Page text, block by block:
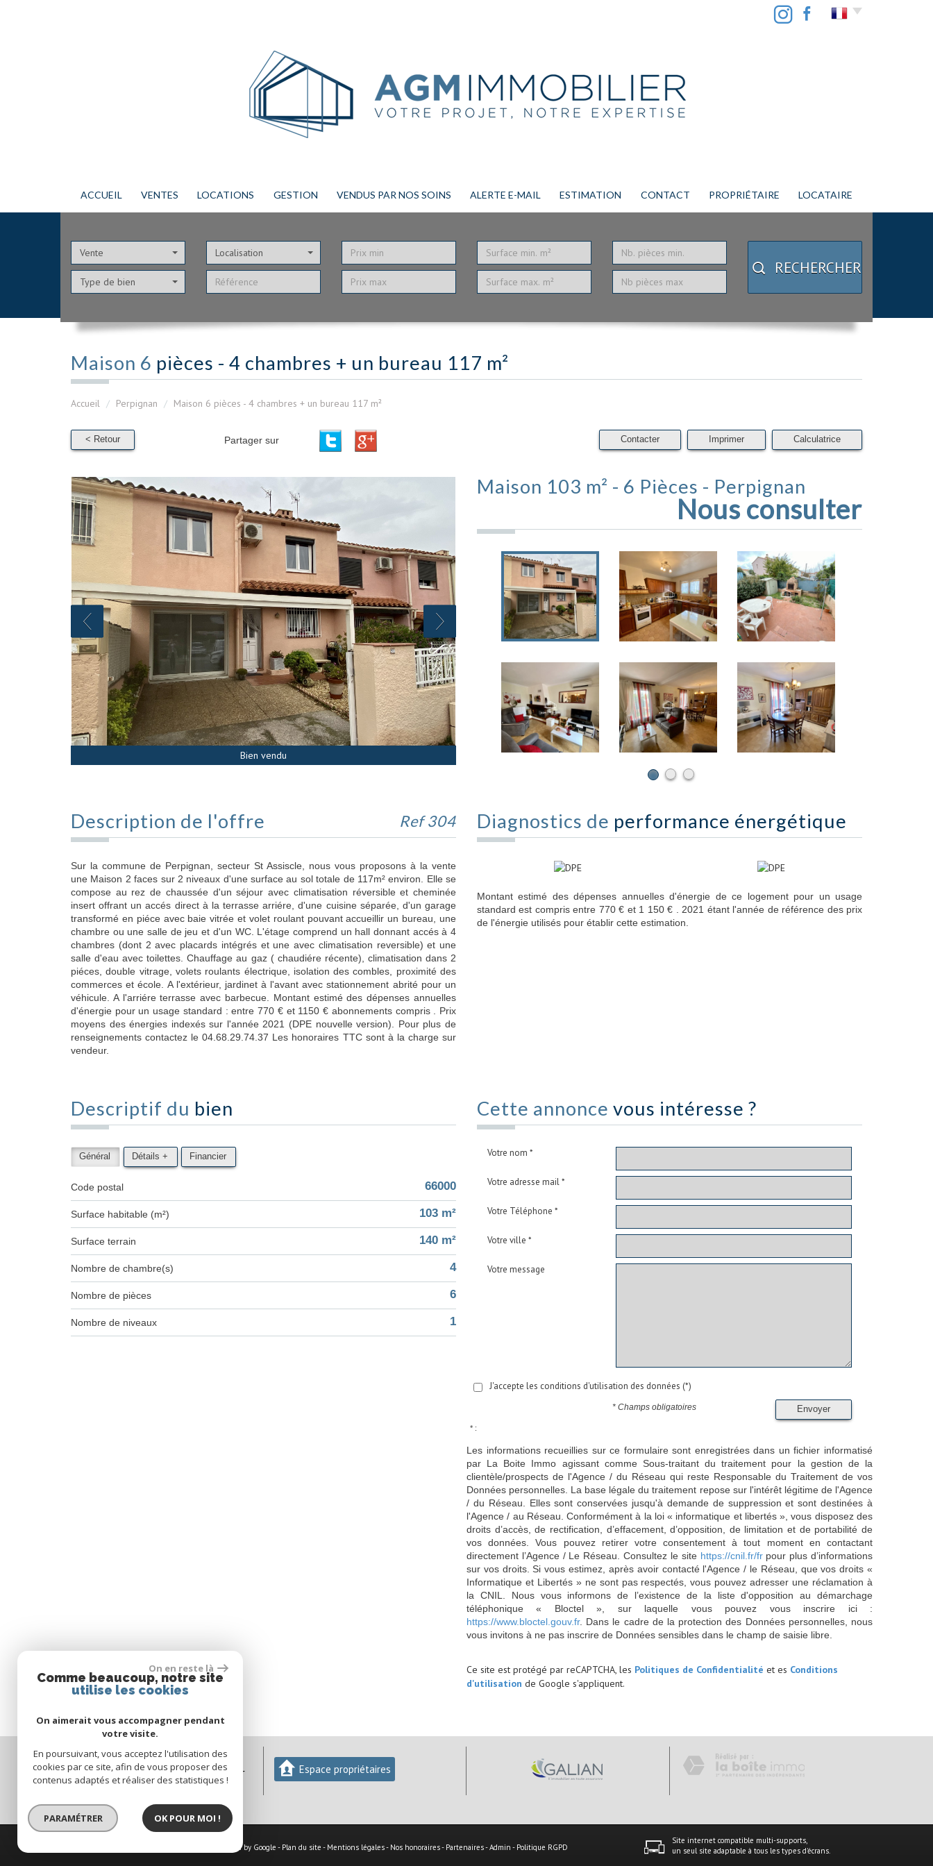
ACCUEIL VENTES LOCATIONS GESTION VENDUS PAR NOS SOINS ALERTE E-MAIL ESTIMATION CONTACT PROPRIÉTAIRE LOCATAIRE
Vente
Type de bien
Localisation
RECHERCHER
Maison 6 pièces - 4 chambres + un bureau 117 m²
Accueil Perpignan Maison 6 pièces - 4 chambres + un bureau 117 m²
< Retour Partager sur Contacter Imprimer Calculatrice
Bien vendu
Maison 103 m² - 6 Pièces - Perpignan
Nous consulter
Description de l'offre Ref 304
Sur la commune de Perpignan, secteur St Assiscle, nous vous proposons à la vente
une Maison 2 faces sur 2 niveaux d'une surface au sol totale de 117m² environ. Elle se
compose au rez de chaussée d'un séjour avec climatisation réversible et cheminée
insert offrant un accés direct à la terrasse arriére, d'une cuisine séparée, d'un garage
transformé en piéce avec baie vitrée et volet roulant pouvant accueillir un bureau, une
chambre ou une salle de jeu et d'un WC. L'étage comprend un hall donnant accés à 4
chambres (dont 2 avec placards intégrés et une avec climatisation reversible) et une
salle d'eau avec toilettes. Chauffage au gaz ( chaudiére récente), climatisation dans 2
piéces, double vitrage, volets roulants électrique, isolation des combles, proximité des
commerces et école. A l'extérieur, jardinet à l'avant avec stationnement abrité pour un
véhicule. A l'arriére terrasse avec barbecue. Montant estimé des dépenses annuelles
d'énergie pour un usage standard : entre 770 € et 1150 € abonnements compris . Prix
moyens des énergies indexés sur l'année 2021 (DPE nouvelle version). Pour plus de
renseignements contactez le 04.68.29.74.37 Les honoraires TTC sont à la charge sur
vendeur.
Diagnostics de performance énergétique
Montant estimé des dépenses annuelles d'énergie de ce logement pour un usage
standard est compris entre 770 € et 1 150 € . 2021 étant l'année de référence des prix
de l'énergie utilisés pour établir cette estimation.
Descriptif du bien
Général Détails + Financier
Code postal 66000
Surface habitable (m²) 103 m²
surface terrain 140 m²
Nombre de chambre(s) 4
Nombre de pièces 6
Nombre de niveaux 1
Cette annonce vous intéresse ?
Votre nom *
Votre adresse mail *
Votre Téléphone *
Votre ville *
Votre message
J'accepte les conditions d'utilisation des données (*)
Envoyer
* Champs obligatoires
* :
Les informations recueillies sur ce formulaire sont enregistrées dans un fichier informatisé
par La Boite Immo agissant comme Sous-traitant du traitement pour la gestion de la
clientèle/prospects de l'Agence / du Réseau qui reste Responsable du Traitement de vos
Données personnelles. La base légale du traitement repose sur l'intérêt légitime de l'Agence
/ du Réseau. Elles sont conservées jusqu'à demande de suppression et sont destinées à
l'Agence / au Réseau. Conformément à la loi « informatique et libertés », vous disposez des
droits d’accès, de rectification, d’effacement, d’opposition, de limitation et de portabilité de
vos données. Vous pouvez retirer votre consentement à tout moment en contactant
directement l’Agence / Le Réseau. Consultez le site https://cnil.fr/frpour plus d’informations
sur vos droits. Si vous estimez, après avoir contacté l'Agence / le Réseau, que vos droits «
Informatique et Libertés » ne sont pas respectés, vous pouvez adresser une réclamation à
la CNIL. Nous vous informons de l’existence de la liste d'opposition au démarchage
téléphonique « Bloctel », sur laquelle vous pouvez vous inscrire ici :
https://www.bloctel.gouv.fr. Dans le cadre de la protection des Données personnelles, nous
vous invitons à ne pas inscrire de Données sensibles dans le champ de saisie libre.
Ce site est protégé par reCAPTCHA, les Politiques de Confidentialité et es Conditions
d'utilisation de Google s'appliquent.
04 68 29 74 37
agmimmobilier66@orange.fr
76 avenue du Haut Vernet
Espace propriétaires
© 2026 | Tous droits réservés | Traduction powered by Google - Plan du site - Mentions légales- Nos honoraires- Partenaires-Admin - Politique RGPD
Site internet compatible multi-supports,
un seul site adaptable à tous les types d'écrans.
On en reste là
Comme beaucoup, notre site
utilise les cookies
On aimerait vous accompagner pendant
votre visite.
En poursuivant, vous acceptez l'utilisation des
cookies par ce site, afin de vous proposer des
contenus adaptés et réaliser des statistiques !
PARAMÉTRER OK POUR MOI !